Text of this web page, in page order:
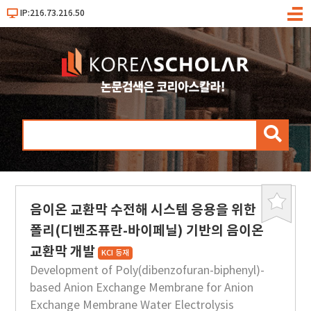
IP:216.73.216.50
메
검
북
음이온 교환막 수전해 시스템 응용을 위한
폴리(디벤조퓨란-바이페닐) 기반의 음이온
교환막 개발 KCI 등재
Development of Poly(dibenzofuran-biphenyl)-
based Anion Exchange Membrane for Anion
Exchange Membrane Water Electrolysis